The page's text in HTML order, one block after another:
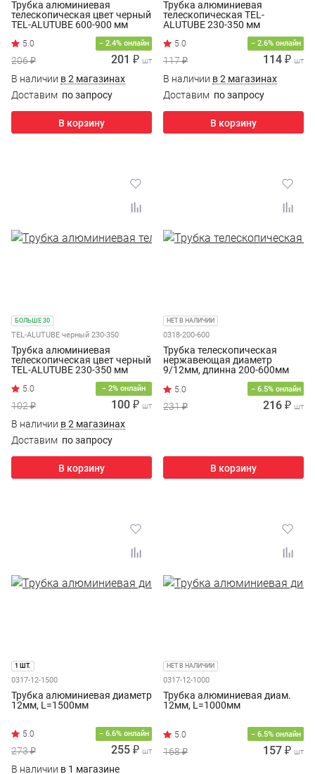
Трубка алюминиевая
телескопическая цвет черный
TEL-ALUTUBE 600-900 мм
− 2.4% онлайн
206 ₽ 201 ₽ шт
В наличии в 2 магазинах
Доставим по запросу
В корзину
Трубка алюминиевая
телескопическая TEL-
ALUTUBE 230-350 мм
− 2.6% онлайн
117 ₽ 114 ₽ шт
В наличии в 2 магазинах
Доставим по запросу
В корзину
БОЛЬШЕ 30
TEL-ALUTUBE черный 230-350
Трубка алюминиевая
телескопическая цвет черный
TEL-ALUTUBE 230-350 мм
− 2% онлайн
102 ₽ 100 ₽ шт
В наличии в 2 магазинах
Доставим по запросу
В корзину
НЕТ В НАЛИЧИИ
0318-200-600
Трубка телескопическая
нержавеющая диаметр
9/12мм, длинна 200-600мм
− 6.5% онлайн
231 ₽ 216 ₽ шт
В корзину
1 ШТ.
0317-12-1500
Трубка алюминиевая диаметр
12мм, L=1500мм
− 6.6% онлайн
273 ₽ 255 ₽ шт
В наличии в 1 магазине
НЕТ В НАЛИЧИИ
0317-12-1000
Трубка алюминиевая диам.
12мм, L=1000мм
− 6.5% онлайн
168 ₽ 157 ₽ шт